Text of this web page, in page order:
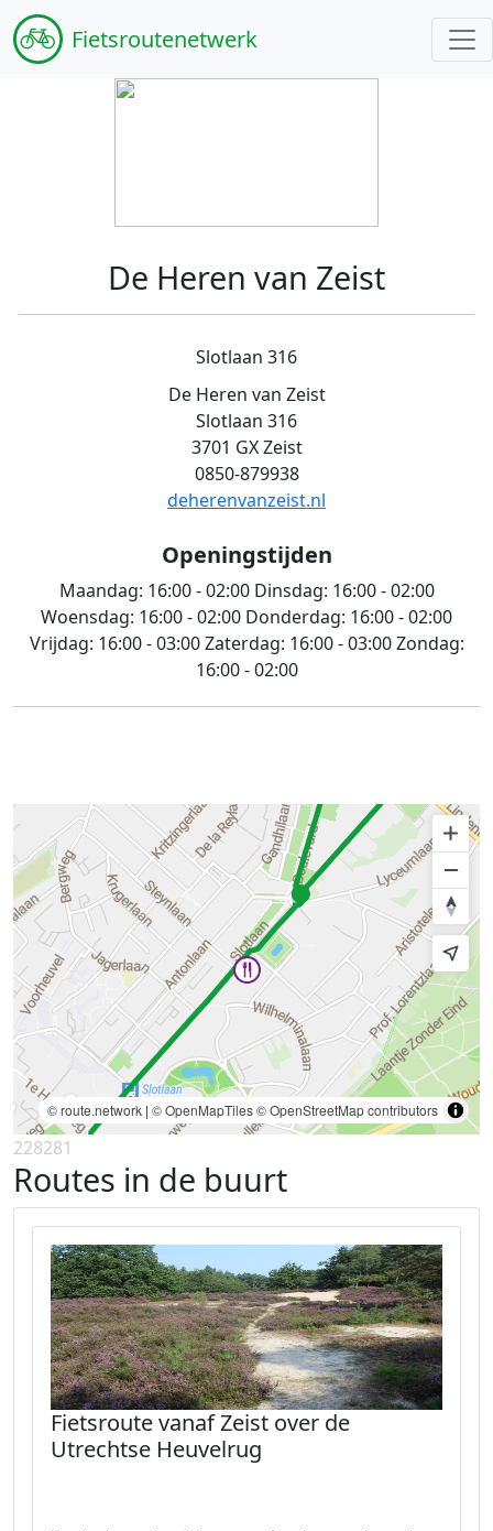
Fietsroutenetwerk
De Heren van Zeist
Slotlaan 316
De Heren van Zeist
Slotlaan 316
3701 GX Zeist
0850-879938
deherenvanzeist.nl
Openingstijden
Maandag: 16:00 - 02:00Dinsdag: 16:00 - 02:00
Woensdag: 16:00 - 02:00 Donderdag: 16:00 - 02:00
Vrijdag: 16:00 - 03:00Zaterdag: 16:00 - 03:00Zondag:
16:00 - 02:00
© route.network | © OpenMapTiles© OpenStreetMap contributors
228281
Routes in de buurt
Fietsroute vanaf Zeist over de
Utrechtse Heuvelrug